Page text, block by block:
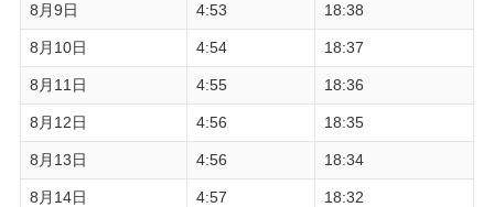
8月9日 4:53 18:38
8月10日 4:54 18:37
8月11日 4:55 18:36
8月12日 4:56 18:35
8月13日 4:56 18:34
8月14日 4:57 18:32